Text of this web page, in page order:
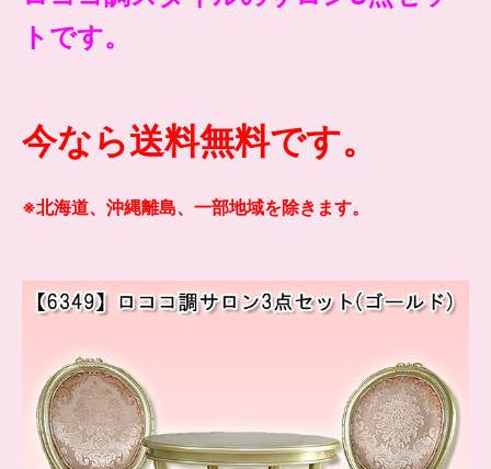
トです。
今なら送料無料です。
※北海道、沖縄離島、一部地域を除きます。